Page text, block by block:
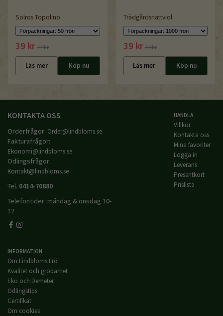
Solros Topolino
39 kr 44 kr
Läs mer Köp nu
Trädgårdsnattviol
39 kr 44 kr
Läs mer Köp nu
KONTAKTA OSS
Orderfrågor: Order@lindbloms.se
Fakturafrågor:
Ekonomi@lindbloms.se
Odlingsfrågor:
Kontakt@lindbloms.se
Tel. 0414-70880
Telefontider: måndag & onsdag 10-
12
HANDLA
Villkor
Kontakta oss
Mina favoriter
Logga in
Leverans
Presentkort
Prislista
INFORMATION
Om Lindbloms Frö
Kvalitet och grobarhet
Eko och Demeter
Odlingstips
Certifikat
Om cookies